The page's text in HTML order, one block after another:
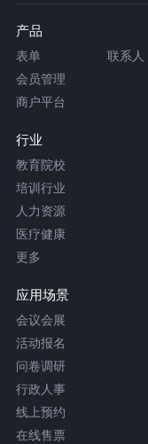
产品
表单 联系人
会员管理
商户平台
行业
教育院校
培训行业
人力资源
医疗健康
更多
应用场景
会议会展
活动报名
问卷调研
行政人事
线上预约
在线售票